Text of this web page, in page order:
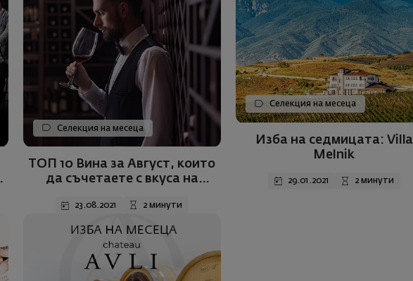
Селекция на месеца
ТОП 10 Вина за Август, които
да съчетаете с вкуса на
23.08.2021 2 минути
Селекция на месеца
Изба на седмицата: Villa
Melnik
29.01.2021 2 минути